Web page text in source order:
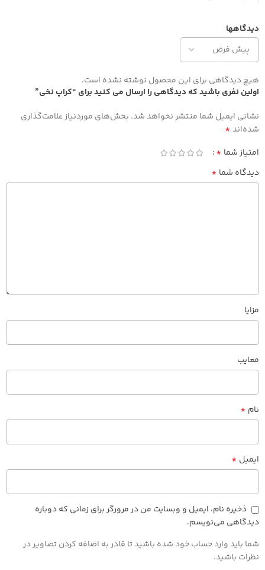
دیدگاهها
هیچ دیدگاهی برای این محصول نوشته نشده است.
اولین نفری باشید که دیدگاهی را ارسال می کنید برای “کراپ نخی”
نشانی ایمیل شما منتشر نخواهد شد. بخش‌های موردنیاز علامت‌گذاری
شده‌اند*
امتیاز شما *
دیدگاه شما *
مزایا
معایب
نام *
ایمیل *
ذخیره نام، ایمیل و وبسایت من در مرورگر برای زمانی که دوباره
دیدگاهی می‌نویسم.
شما باید وارد حساب خود شده باشید تا قادر به اضافه کردن تصاویر در
نظرات باشید.